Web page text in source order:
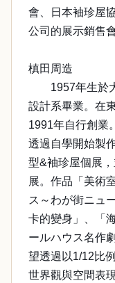
會、日本袖珍屋
公司的展示銷售
槙田周造
1957年生於大
設計系畢業。在
1991年自行創業
透過自學開始製
型&袖珍屋個展
展。作品「美術
ス～わが街ニュ
卡的變身」、「
ールハウス名作
望透過以1/12比
世界觀與空間表現